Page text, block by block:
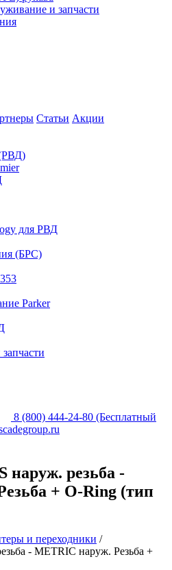
и запчасти
Статьи Акции
для РВД
(БРС)
Parker
8 (800) 444-24-80 (Бесплатный
наруж. резьба -
+ O-Ring (тип
и переходники /
- METRIC наруж. Резьба +